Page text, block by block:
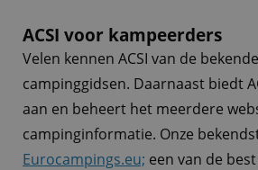
ACSI voor kampeerders
Velen kennen ACSI van de
campinggidsen. Daarnaast biedt
aan en beheert het meerdere
campinginformatie. Onze
Eurocampings.eu; een van de